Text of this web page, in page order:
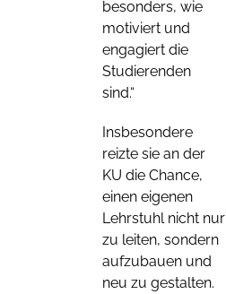
besonders, wie
motiviert und
engagiert die
Studierenden
sind.“
Insbesondere
reizte sie an der
KU die Chance,
einen eigenen
Lehrstuhl nicht nur
zu leiten, sondern
aufzubauen und
neu zu gestalten.